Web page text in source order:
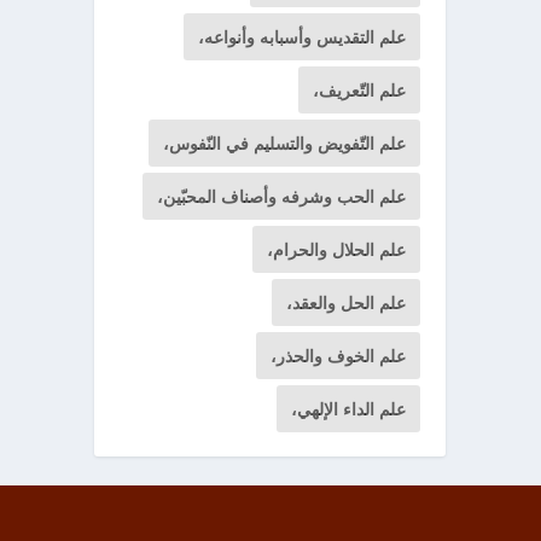
علم التقديس وأسبابه وأنواعه،
علم التّعريف،
علم التّفويض والتسليم في النّفوس،
علم الحب وشرفه وأصناف المحبّين،
علم الحلال والحرام،
علم الحل والعقد،
علم الخوف والحذر،
علم الداء الإلهي،